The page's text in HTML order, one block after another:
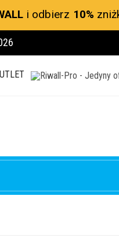
i odbierz 10%